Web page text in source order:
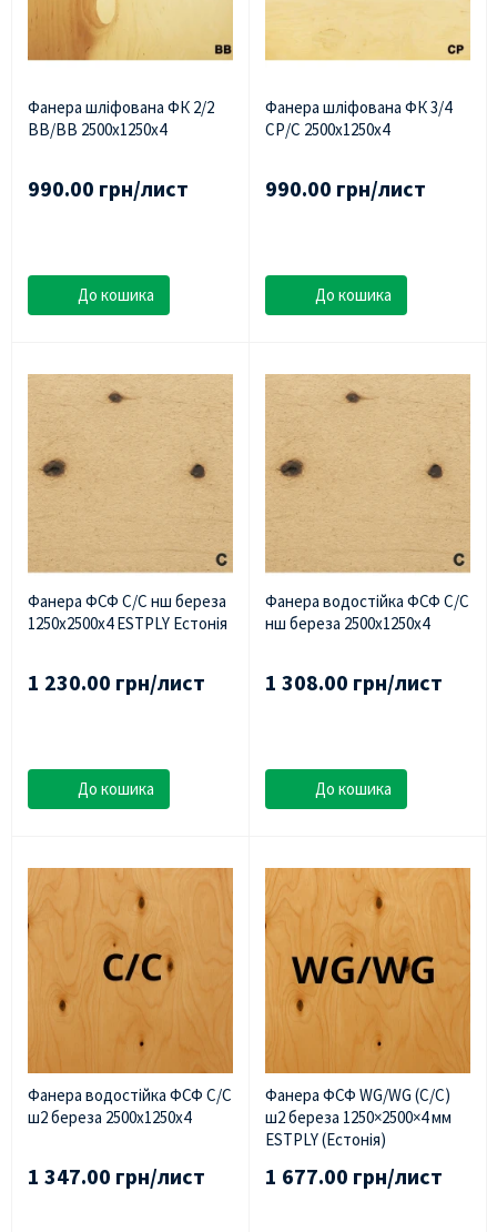
Фанера шліфована ФК 2/2
BB/BB 2500х1250х4
990.00 грн/лист
До кошика
Фанера шліфована ФК 3/4
СР/С 2500х1250х4
990.00 грн/лист
До кошика
Фанера ФСФ С/С нш береза
1250х2500х4 ESTPLY Естонія
1 230.00 грн/лист
До кошика
Фанера водостійка ФСФ С/С
нш береза 2500х1250х4
1 308.00 грн/лист
До кошика
Фанера водостійка ФСФ С/С
ш2 береза 2500х1250х4
1 347.00 грн/лист
Фанера ФСФ WG/WG (C/C)
ш2 береза 1250×2500×4 мм
ESTPLY (Естонія)
1 677.00 грн/лист